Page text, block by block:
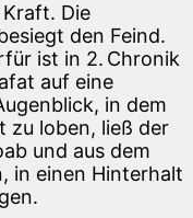
Die
den Feind.
ist in 2. Chronik
auf eine
in dem
zu loben, ließ der
und aus dem
in einen Hinterhalt